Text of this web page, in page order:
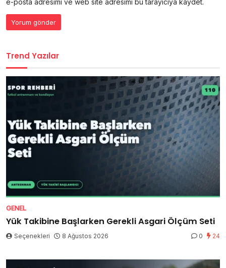
e-posta adresimi ve web site adresimi bu tarayıcıya kaydet.
Trend Yazılar
GENEL
Yük Takibine Başlarken Gerekli Asgari Ölçüm Seti
Seçenekleri 8 Ağustos 2026 0 24